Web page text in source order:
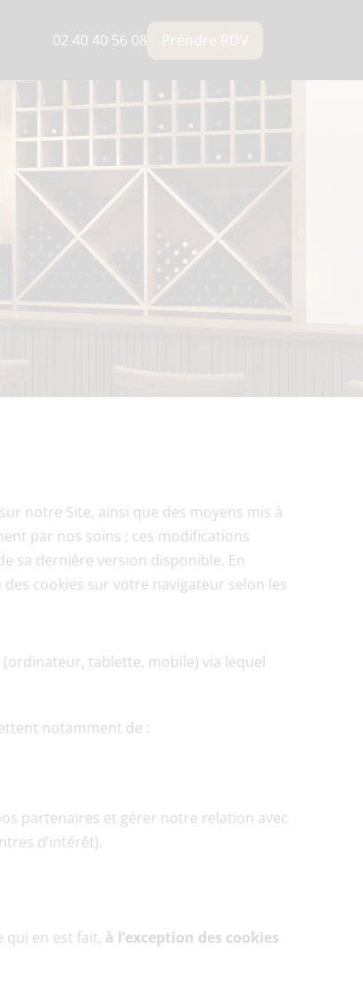
02 40 40 56 08 Prendre RDV
notre Site, ainsi que des moyens mis à
par nos soins ; ces modifications
sa dernière version disponible. En
cookies sur votre navigateur selon les
tablette, mobile) via lequel
notamment de :
partenaires et gérer notre relation avec
d’intérêt).
qui en est fait, à l’exception des cookies